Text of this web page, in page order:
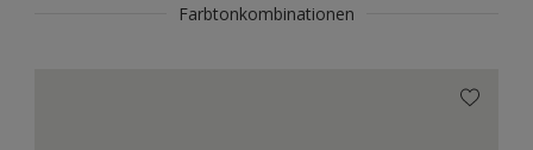
Farbtonkombinationen